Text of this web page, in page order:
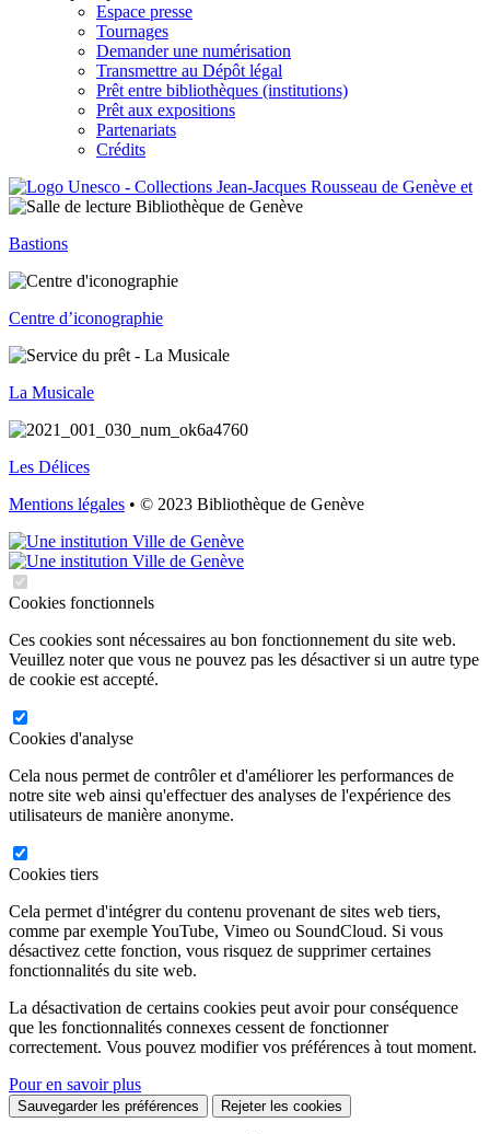
Espace presse
Tournages
Demander une numérisation
Transmettre au Dépôt légal
Prêt entre bibliothèques (institutions)
Prêt aux expositions
Partenariats
Crédits
Bastions
Centre d’iconographie
La Musicale
Les Délices
Mentions légales • © 2023 Bibliothèque de Genève
Cookies fonctionnels
Ces cookies sont nécessaires au bon fonctionnement du site web.
Veuillez noter que vous ne pouvez pas les désactiver si un autre type
de cookie est accepté.
Cookies d'analyse
Cela nous permet de contrôler et d'améliorer les performances de
notre site web ainsi qu'effectuer des analyses de l'expérience des
utilisateurs de manière anonyme.
Cookies tiers
Cela permet d'intégrer du contenu provenant de sites web tiers,
comme par exemple YouTube, Vimeo ou SoundCloud. Si vous
désactivez cette fonction, vous risquez de supprimer certaines
fonctionnalités du site web.
La désactivation de certains cookies peut avoir pour conséquence
que les fonctionnalités connexes cessent de fonctionner
correctement. Vous pouvez modifier vos préférences à tout moment.
Pour en savoir plus
Sauvegarder les préférences Rejeter les cookies